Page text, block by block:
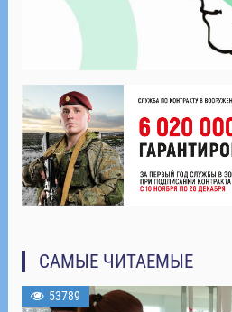
САМЫЕ ЧИТАЕМЫЕ
53789